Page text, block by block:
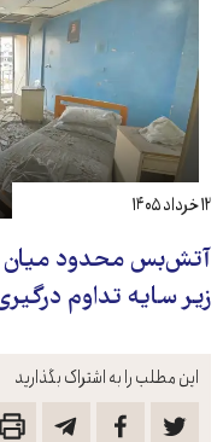
این مطلب را به اشتراک بگذارید
آتش‌بس محدود میان
زیر سایه تداوم
۱۲ خرداد ۱۴۰۵